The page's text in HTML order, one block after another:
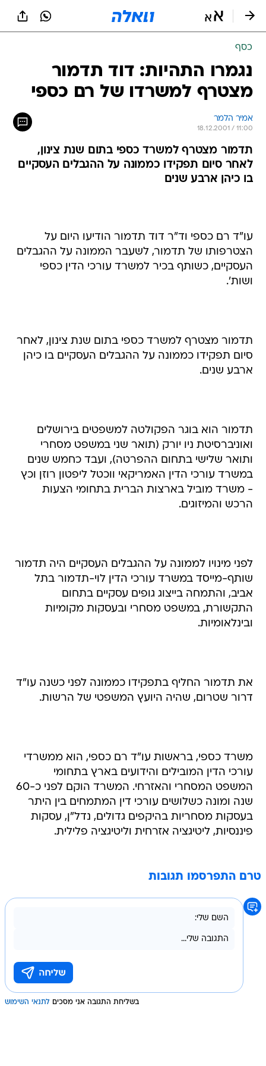
כסף
נגמרו התהיות: דוד תדמור
מצטרף למשרדו של רם כספי
אמיר הלמר
18.12.2001 / 11:00
תדמור מצטרף למשרד כספי בתום שנת צינון,
לאחר סיום תפקידו כממונה על ההגבלים העסקיים
בו כיהן ארבע שנים
עו"ד רם כספי וד"ר דוד תדמור הודיעו היום על
הצטרפותו של תדמור, לשעבר הממונה על ההגבלים
העסקיים, כשותף בכיר למשרד עורכי הדין כספי
ושות'.
תדמור מצטרף למשרד כספי בתום שנת צינון, לאחר
סיום תפקידו כממונה על ההגבלים העסקיים בו כיהן
ארבע שנים.
תדמור הוא בוגר הפקולטה למשפטים בירושלים
ואוניברסיטת ניו יורק (תואר שני במשפט מסחרי
ותואר שלישי בתחום ההפרטה), ועבד כחמש שנים
במשרד עורכי הדין האמריקאי ווכטל ליפטון רוזן וכץ
- משרד מוביל בארצות הברית בתחומי הצעות
הרכש והמיזוגים.
לפני מינויו לממונה על ההגבלים העסקיים היה תדמור
שותף-מייסד במשרד עורכי הדין לוי-תדמור בתל
אביב, והתמחה בייצוג גופים עסקיים בתחום
התקשורת, במשפט מסחרי ובעסקות מקומיות
ובינלאומיות.
את תדמור החליף בתפקידו כממונה לפני כשנה עו"ד
דרור שטרום, שהיה היועץ המשפטי של הרשות.
משרד כספי, בראשות עו"ד רם כספי, הוא ממשרדי
עורכי הדין המובילים והידועים בארץ בתחומי
המשפט המסחרי והאזרחי. המשרד הוקם לפני כ-60
שנה ומונה כשלושים עורכי דין המתמחים בין היתר
בעסקות מסחריות בהיקפים גדולים, נדל"ן, עסקות
פיננסיות, ליטיגציה אזרחית וליטיגציה פלילית.
טרם התפרסמו תגובות
בשליחת התגובה אני מסכים לתנאי השימוש